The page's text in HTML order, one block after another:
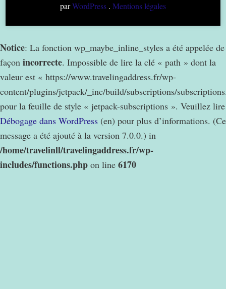
parWordPress . Mentions légales
Notice: La fonction wp_maybe_inline_styles a été appelée de
façon incorrecte. Impossible de lire la clé « path » dont la
valeur est « https://www.travelingaddress.fr/wp-
content/plugins/jetpack/_inc/build/subscriptions/
pour la feuille de style « jetpack-subscriptions ». Veuillez lire
Débogage dans WordPress (en) pour plus d’informations. (Ce
message a été ajouté à la version 7.0.0.) in
/home/travelinll/travelingaddress.fr/wp-
includes/functions.php on line 6170